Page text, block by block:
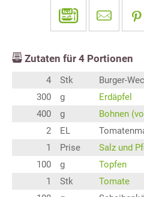
Zutaten für 4 Portionen
4 Stk
Burger-
300
g
Erdäpfel
400
g
Bohnen
2
EL
1
Prise
Salz und
100
g
Topfen
1
Stk
Tomate